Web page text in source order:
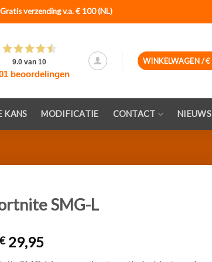
Gratis verzending v.a. € 100 (NL)
WINKELWAGEN /€
KANS MODIFICATIE CONTACT NIEUWS
SMG-L
29,95